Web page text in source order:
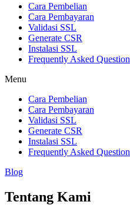
Cara Pembelian
Cara Pembayaran
Validasi SSL
Generate CSR
Instalasi SSL
Frequently Asked Question
Menu
Cara Pembelian
Cara Pembayaran
Validasi SSL
Generate CSR
Instalasi SSL
Frequently Asked Question
Blog
Tentang Kami